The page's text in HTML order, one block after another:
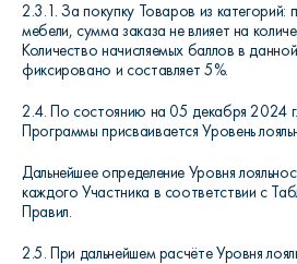
2.3.1. За покупку Товаров из категорий:
мебели, сумма заказа не влияет на
Количество начисляемых баллов в
фиксировано и составляет 5%.
2.4. По состоянию на 05 декабря 2024
Программы присваивается Уровень
Дальнейшее определение Уровня
каждого Участника в соответствии с
Правил.
2.5. При дальнейшем расчёте Уровня